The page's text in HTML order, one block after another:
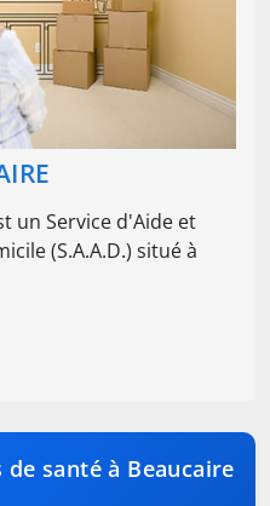
un Service d'Aide et
(S.A.A.D.) situé à
santé à Beaucaire